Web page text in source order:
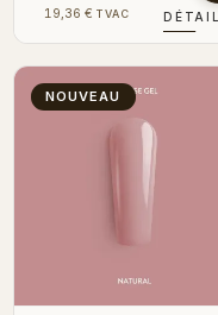
19,36 € TVAC
NOUVEAU